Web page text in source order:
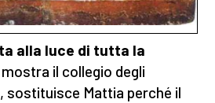
alla luce di tutta la
il collegio degli
sostituisce Mattia perché il